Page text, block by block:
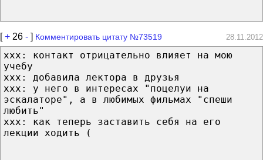
[+ 26 - ] Комментировать цитату №73519 28.11.2012
ххх: контакт отрицательно влияет на мою
учебу
ххх: добавила лектора в друзья
ххх: у него в интересах "поцелуи на
эскалаторе", а в любимых фильмах "спеши
любить"
ххх: как теперь заставить себя на его
лекции ходить (